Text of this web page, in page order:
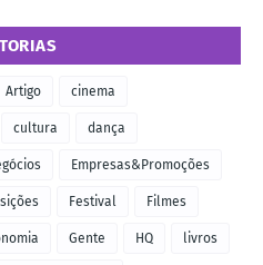
Artigo cinema
cultura dança
Empresas&Promoções
Festival Filmes
Gente HQ livros